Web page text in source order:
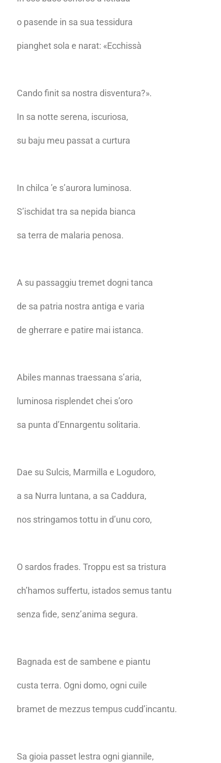
o pasende in sa sua tessidura
pianghet sola e narat: «Ecchissà
Cando finit sa nostra disventura?».
In sa notte serena, iscuriosa,
su baju meu passat a curtura
In chilca ’e s’aurora luminosa.
S’ischidat tra sa nepida bianca
sa terra de malaria penosa.
A su passaggiu tremet dogni tanca
de sa patria nostra antiga e varia
de gherrare e patire mai istanca.
Abiles mannas traessana s’aria,
luminosa risplendet chei s’oro
sa punta d’Ennargentu solitaria.
Dae su Sulcis, Marmilla e Logudoro,
a sa Nurra luntana, a sa Caddura,
nos stringamos tottu in d’unu coro,
O sardos frades. Troppu est sa tristura
ch’hamos suffertu, istados semus tantu
senza fide, senz’anima segura.
Bagnada est de sambene e piantu
custa terra. Ogni domo, ogni cuile
bramet de mezzus tempus cudd’incantu.
Sa gioia passet lestra ogni giannile,